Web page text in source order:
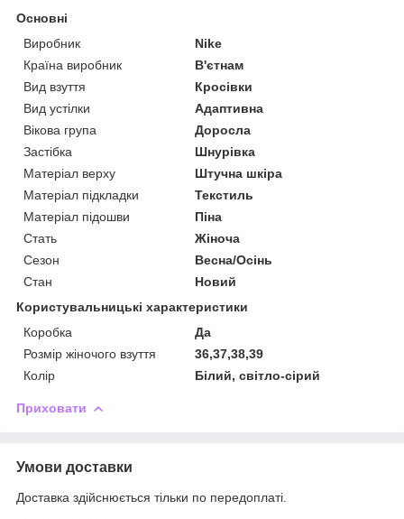
Основні
Виробник
Nike
Країна виробник
В'єтнам
Вид взуття
Кросівки
Вид устілки
Адаптивна
Вікова група
Доросла
Застібка
Шнурівка
Матеріал верху
Штучна шкіра
Матеріал підкладки
Текстиль
Матеріал підошви
Піна
Стать
Жіноча
Сезон
Весна/Осінь
Стан
Новий
Користувальницькі характеристики
Коробка
Да
Розмір жіночого взуття
36,37,38,39
Колір
Білий, світло-сірий
Приховати
Умови доставки
Доставка здійснюється тільки по передоплаті.